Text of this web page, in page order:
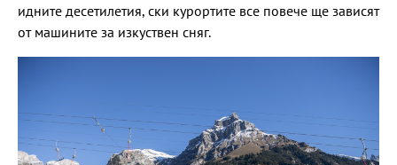
идните десетилетия, ски курортите все повече ще зависят
от машините за изкуствен сняг.